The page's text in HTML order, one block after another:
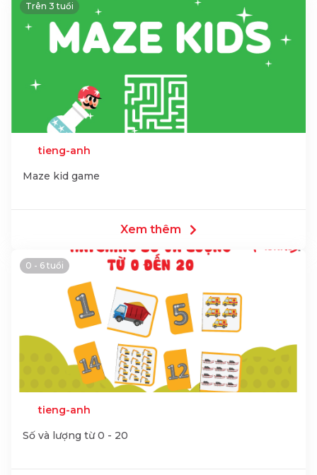
Trên 3 tuổi
tieng-anh
Maze kid game
Xem thêm
0 - 6 tuổi
tieng-anh
Số và lượng từ 0 - 20